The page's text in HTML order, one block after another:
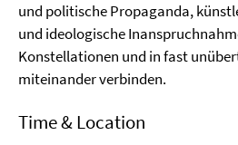
und politische Propaganda,
und ideologische
Konstellationen und in fast
miteinander verbinden.
Time & Location